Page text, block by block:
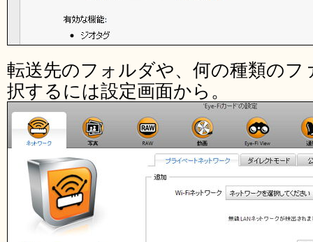
転送先のフォルダや、何の種類のフ
択するには設定画面から。